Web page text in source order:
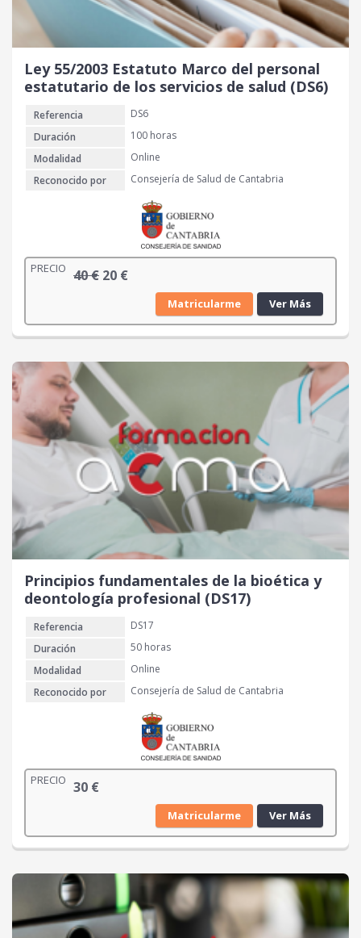
a
e
r
a
.
e
:
2
0
€
Ley 55/2003 Estatuto Marco del personal
estatutario de los servicios de salud (DS6)
Referencia
DS6
Duración
100 horas
Modalidad
Online
Reconocido por
Consejería de Salud de Cantabria
PRECIO 40€ E
r
c
i
o
o
i
g
i
n
e
r
a
.
20 €E
r
c
o
a
c
t
u
a
l
:
2
0
€
Matricularme Ver Más
Principios fundamentales de la bioética y
deontología profesional (DS17)
Referencia
DS17
Duración
50 horas
Modalidad
Online
Reconocido por
Consejería de Salud de Cantabria
PRECIO 30 €
Matricularme Ver Más